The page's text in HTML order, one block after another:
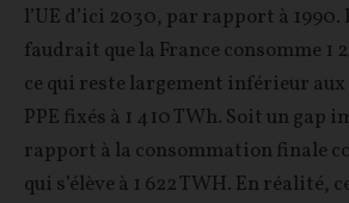
l’UE d’ici 2030, par rapport à
faudrait que la France consomme 1
ce qui reste largement inférieur
PPE fixés à 1 410 TWh. Soit un gap
rapport à la consommation finale
qui s’élève à 1 622 TWH. En réalité,